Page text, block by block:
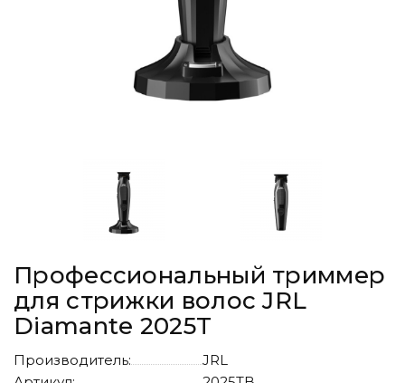
Профессиональный триммер
для стрижки волос JRL
Diamante 2025T
Производитель:
JRL